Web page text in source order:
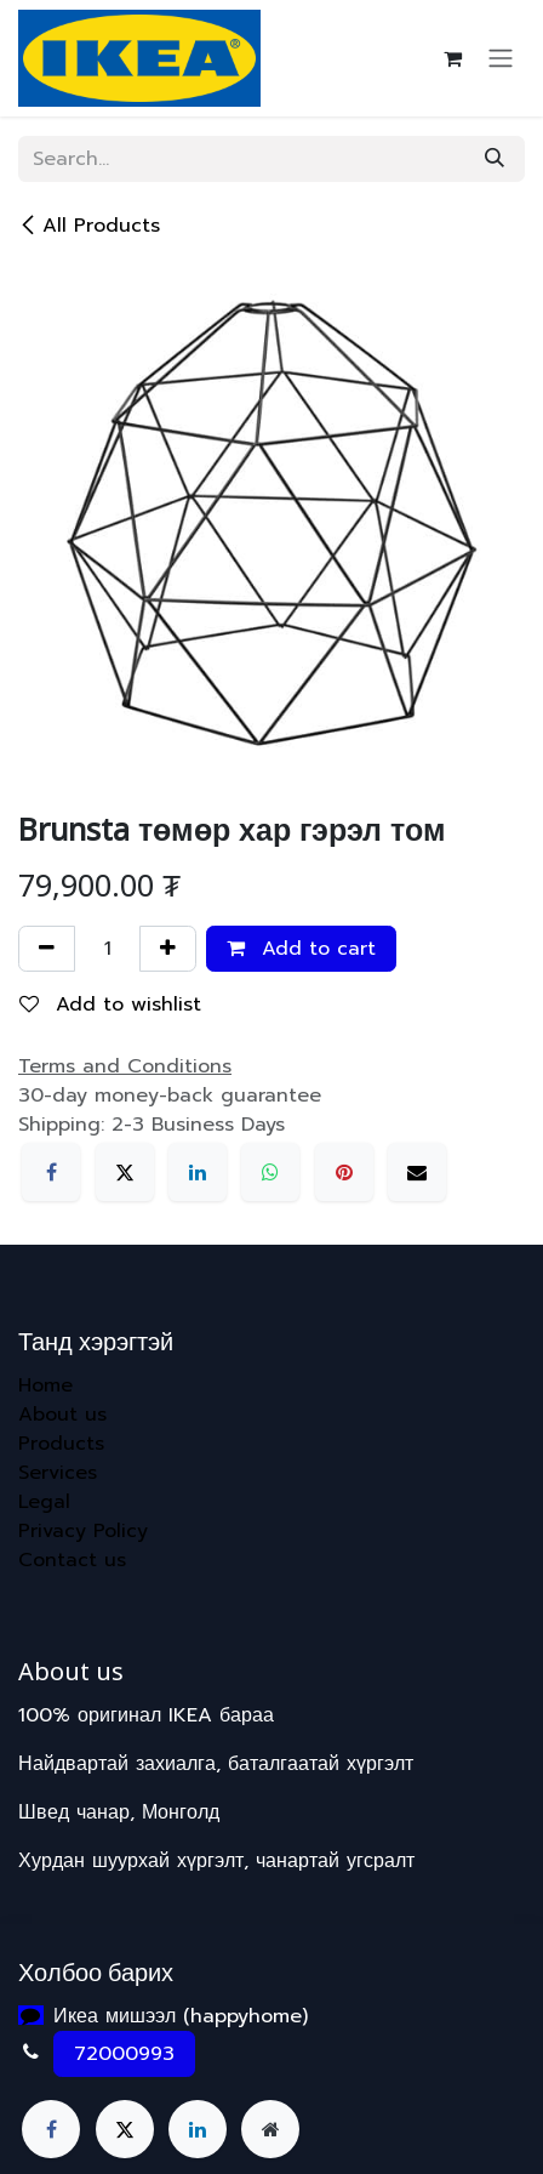
Skip to Content
All Products
Brunsta төмөр хар гэрэл том
79,900.00₮
Add to cart
Add to wishlist
Terms and Conditions
30-day money-back guarantee
Shipping: 2-3 Business Days
Танд хэрэгтэй
Home
About us
Products
Services
Legal
Privacy Policy
Contact us
About us
100% оригинал IKEA бараа
Найдвартай захиалга, баталгаатай хүргэлт
Швед чанар, Монголд
Хурдан шуурхай хүргэлт, чанартай угсралт
Холбоо барих
Икеа мишээл (happyhome)
72000993